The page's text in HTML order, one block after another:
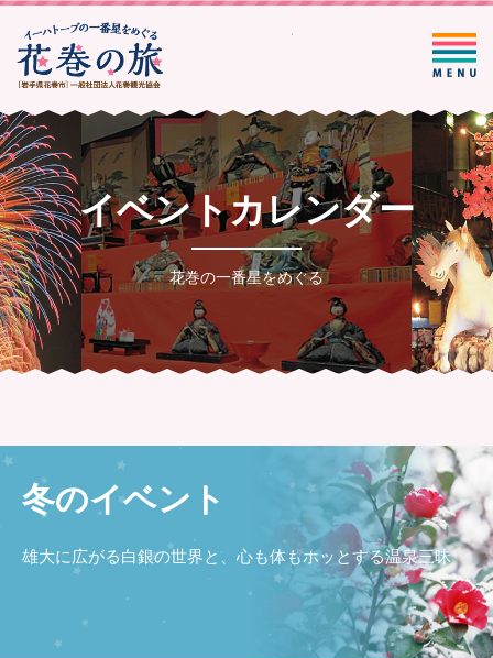
一般社団法人花巻観光協
イベントカレンダー
花巻の一番星をめぐる
冬のイベント
雄大に広がる白銀の世界と、心も体もホッとする温泉三昧